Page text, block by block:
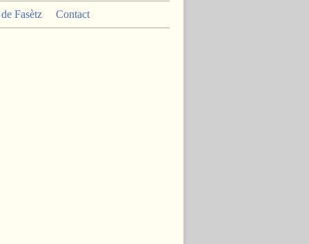
Fasètz Contact